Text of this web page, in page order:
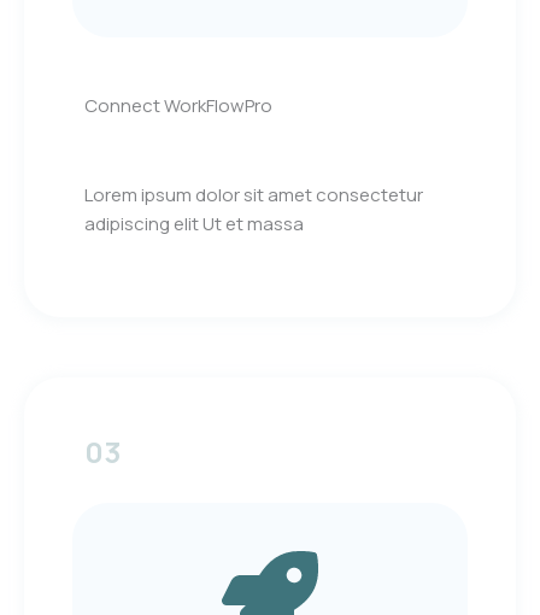
Connect WorkFlowPro
Lorem ipsum dolor sit amet consectetur
adipiscing elit Ut et massa
03